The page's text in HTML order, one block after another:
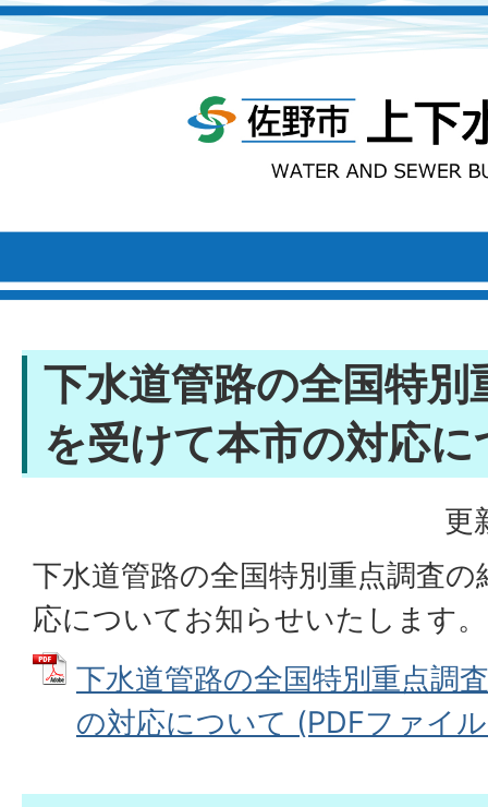
下水道管路の全国特別
を受けて本市の対応
更
下水道管路の全国特別重点調査
応についてお知らせいたします。
下水道管路の全国特別重点調
の対応について (PDFファイ